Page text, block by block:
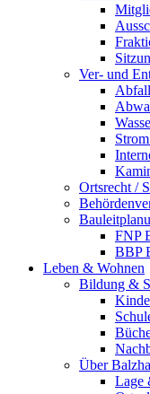
Ver- und
Abfall
Ortsrecht /
FNP
BBP
Leben & Wohnen
Bildung &
Über
Lage